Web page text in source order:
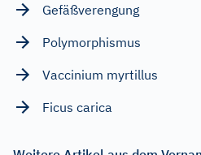
Gefäßverengung
Polymorphismus
Vaccinium myrtillus
Ficus carica